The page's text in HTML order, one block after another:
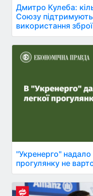
Дмитро Кулеба:
Союзу
використання
"Укренерго"
прогулянку не